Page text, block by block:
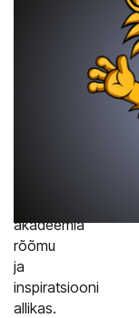
akadeemia
rõõmu
ja
inspiratsiooni
allikas.